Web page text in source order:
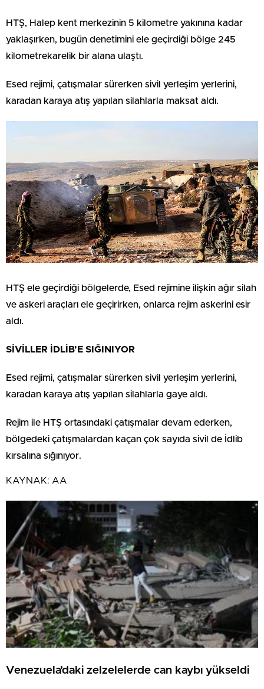
HTŞ, Halep kent merkezinin 5 kilometre yakınına kadar
yaklaşırken, bugün denetimini ele geçirdiği bölge 245
kilometrekarelik bir alana ulaştı.
Esed rejimi, çatışmalar sürerken sivil yerleşim yerlerini,
karadan karaya atış yapılan silahlarla maksat aldı.
HTŞ ele geçirdiği bölgelerde, Esed rejimine ilişkin ağır silah
ve askeri araçları ele geçirirken, onlarca rejim askerini esir
aldı.
SİVİLLER İDLİB’E SIĞINIYOR
Esed rejimi, çatışmalar sürerken sivil yerleşim yerlerini,
karadan karaya atış yapılan silahlarla gaye aldı.
Rejim ile HTŞ ortasındaki çatışmalar devam ederken,
bölgedeki çatışmalardan kaçan çok sayıda sivil de İdlib
kırsalına sığınıyor.
KAYNAK: AA
Venezuela’daki zelzelelerde can kaybı yükseldi